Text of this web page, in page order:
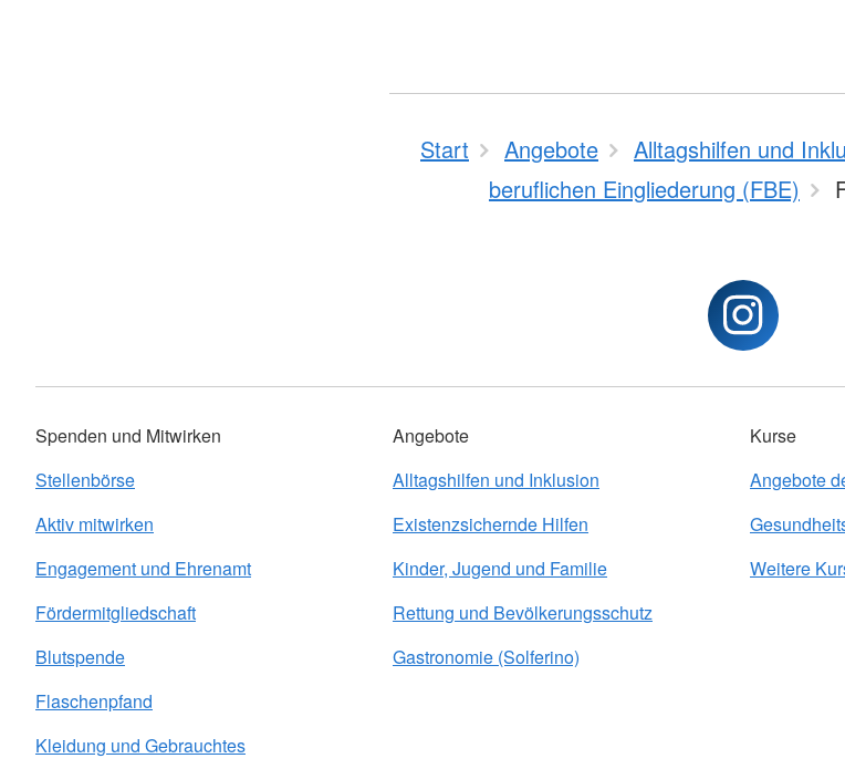
Start Angebote Alltagshilfen und
beruflichen Eingliederung (FBE)
Spenden und Mitwirken
Stellenbörse
Aktiv mitwirken
Engagement und Ehrenamt
Fördermitgliedschaft
Blutspende
Flaschenpfand
Kleidung und Gebrauchtes
Angebote
Alltagshilfen und Inklusion
Existenzsichernde Hilfen
Kinder, Jugend und Familie
Rettung und Bevölkerungsschutz
Gastronomie (Solferino)
Kurse
Angebote
Weitere